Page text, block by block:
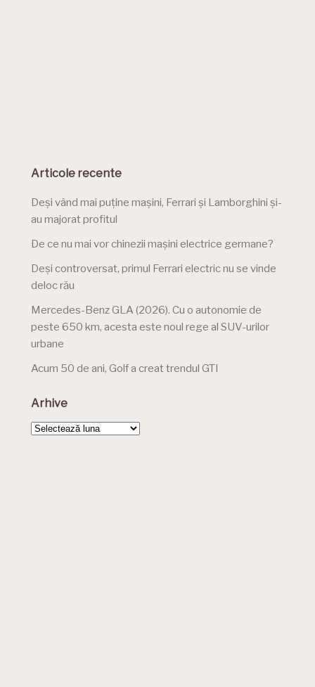
Articole recente
Deși vând mai puține mașini, Ferrari și Lamborghini și-
au majorat profitul
De ce nu mai vor chinezii mașini electrice germane?
Deși controversat, primul Ferrari electric nu se vinde
deloc rău
Mercedes-Benz GLA (2026). Cu o autonomie de
peste 650 km, acesta este noul rege al SUV-urilor
urbane
Acum 50 de ani, Golf a creat trendul GTI
Arhive
Arhive